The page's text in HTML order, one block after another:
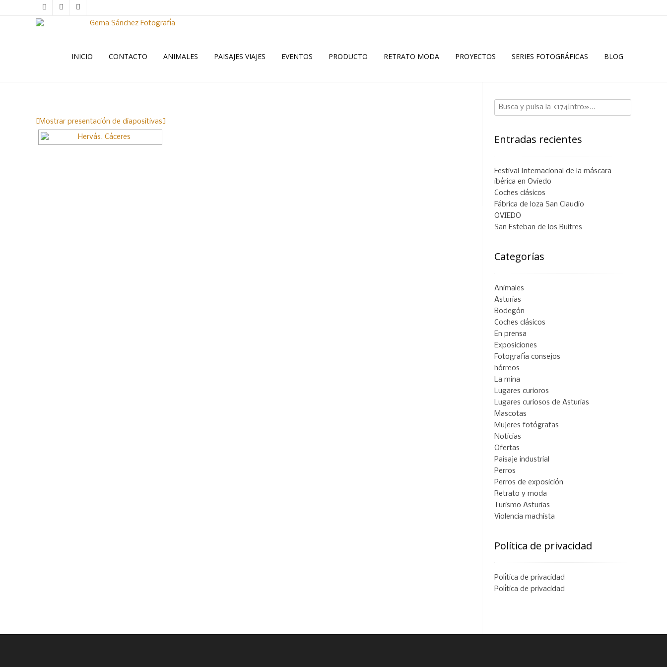
INICIO CONTACTO ANIMALES PAISAJES VIAJES EVENTOS PRODUCTO RETRATO MODA PROYECTOS SERIES FOTOGRÁFICAS BLOG
[Mostrar presentación de diapositivas]
Entradas recientes
Festival Internacional de la máscara
ibérica en Oviedo
Coches clásicos
Fábrica de loza San Claudio
OVIEDO
San Esteban de los Buitres
Categorías
Animales
Asturias
Bodegón
Coches clásicos
En prensa
Exposiciones
Fotografía consejos
hórreos
La mina
Lugares curioros
Lugares curiosos de Asturias
Mascotas
Mujeres fotógrafas
Noticias
Ofertas
Paisaje industrial
Perros
Perros de exposición
Retrato y moda
Turismo Asturias
Violencia machista
Política de privacidad
Política de privacidad
Política de privacidad